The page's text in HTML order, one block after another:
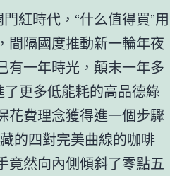
紅時代，“什么值得買”用
間隔國度推動新一輪年夜
有一年時光，顛末一年多
更多低能耗的高品德綠
花費理念獲得進一個步驟
的四對完美曲線的咖啡
竟然向內側傾斜了零點五